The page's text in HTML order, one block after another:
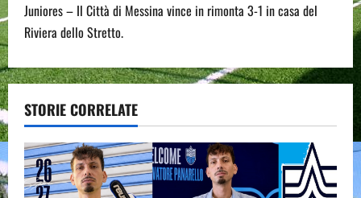
t
n
a
v
i
Juniores – Il Città di Messina vince in rimonta 3-1 in casa del
Riviera dello Stretto.
STORIE CORRELATE